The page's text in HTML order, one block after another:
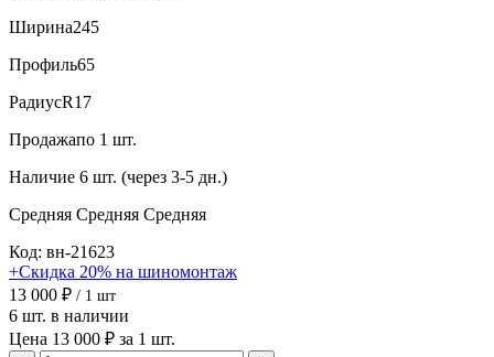
Ширина245
Профиль65
РадиусR17
Продажапо 1 шт.
Наличие 6 шт. (через 3-5 дн.)
Средняя Средняя Средняя
Код: вн-21623
+Скидка 20% на шиномонтаж
13 000 ₽ / 1 шт
6 шт. в наличии
Цена 13 000 ₽ за 1 шт.